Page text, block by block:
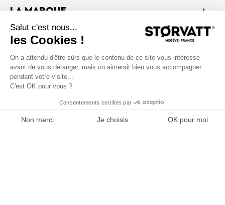
haut
LA MARQUE
SERVICE CLIENT
À PROPOS